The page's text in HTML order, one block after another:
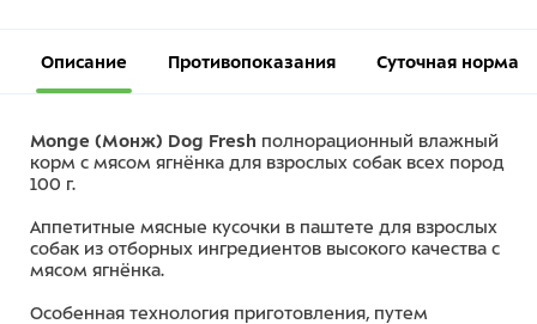
Описание Противопоказания Суточная норма
Monge (Монж) Dog Fresh полнорационный влажный
корм с мясом ягнёнка для взрослых собак всех пород
100 г.
Аппетитные мясные кусочки в паштете для взрослых
собак из отборных ингредиентов высокого качества с
мясом ягнёнка.
Особенная технология приготовления, путем